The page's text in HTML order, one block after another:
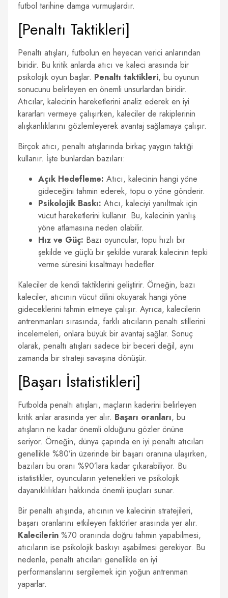
futbol tarihine damga vurmuşlardır.
[Penaltı Taktikleri]
Penaltı atışları, futbolun en heyecan verici anlarından
biridir. Bu kritik anlarda atıcı ve kaleci arasında bir
psikolojik oyun başlar. Penaltı taktikleri, bu oyunun
sonucunu belirleyen en önemli unsurlardan biridir.
Atıcılar, kalecinin hareketlerini analiz ederek en iyi
kararları vermeye çalışırken, kaleciler de rakiplerinin
alışkanlıklarını gözlemleyerek avantaj sağlamaya çalışır.
Birçok atıcı, penaltı atışlarında birkaç yaygın taktiği
kullanır. İşte bunlardan bazıları:
Açık Hedefleme: Atıcı, kalecinin hangi yöne
gideceğini tahmin ederek, topu o yöne gönderir.
Psikolojik Baskı: Atıcı, kaleciyi yanıltmak için
vücut hareketlerini kullanır. Bu, kalecinin yanlış
yöne atlamasına neden olabilir.
Hız ve Güç: Bazı oyuncular, topu hızlı bir
şekilde ve güçlü bir şekilde vurarak kalecinin tepki
verme süresini kısaltmayı hedefler.
Kaleciler de kendi taktiklerini geliştirir. Örneğin, bazı
kaleciler, atıcının vücut dilini okuyarak hangi yöne
gideceklerini tahmin etmeye çalışır. Ayrıca, kalecilerin
antrenmanları sırasında, farklı atıcıların penaltı stillerini
incelemeleri, onlara büyük bir avantaj sağlar. Sonuç
olarak, penaltı atışları sadece bir beceri değil, aynı
zamanda bir strateji savaşına dönüşür.
[Başarı İstatistikleri]
Futbolda penaltı atışları, maçların kaderini belirleyen
kritik anlar arasında yer alır. Başarı oranları, bu
atışların ne kadar önemli olduğunu gözler önüne
seriyor. Örneğin, dünya çapında en iyi penaltı atıcıları
genellikle %80’in üzerinde bir başarı oranına ulaşırken,
bazıları bu oranı %90’lara kadar çıkarabiliyor. Bu
istatistikler, oyuncuların yetenekleri ve psikolojik
dayanıklılıkları hakkında önemli ipuçları sunar.
Bir penaltı atışında, atıcının ve kalecinin stratejileri,
başarı oranlarını etkileyen faktörler arasında yer alır.
Kalecilerin %70 oranında doğru tahmin yapabilmesi,
atıcıların ise psikolojik baskıyı aşabilmesi gerekiyor. Bu
nedenle, penaltı atıcıları genellikle en iyi
performanslarını sergilemek için yoğun antrenman
yaparlar.